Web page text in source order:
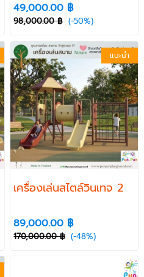
49,000.00 ฿
98,000.00 ฿ (-50%)
แนะนำ
เครื่องเล่นสไตล์วินเทจ 2
89,000.00 ฿
170,000.00 ฿ (-48%)